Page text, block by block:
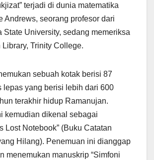
terjadi di dunia matematika
Andrews, seorang profesor dari
State University, sedang memeriksa
Trinity College.
sebuah kotak berisi 87
lepas yang berisi lebih dari 600
terakhir hidup Ramanujan.
kemudian dikenal sebagai
Lost Notebook” (Buku Catatan
Hilang). Penemuan ini dianggap
menemukan manuskrip “Simfoni